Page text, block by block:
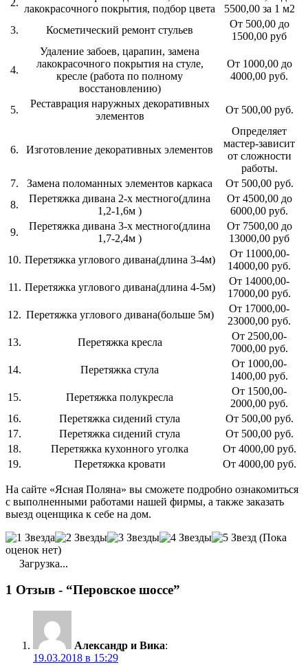
лакокрасочного покрытия, подбор цвета
5500,00 за 1 м2
3.
Косметический ремонт стульев
От 500,00 до
1500,00 руб
4.
Удаление забоев, царапин, замена
лакокрасочного покрытия на стуле,
кресле (работа по полному
восстановлению)
От 1000,00 до
4000,00 руб.
5.
Реставрация наружных декоративных
элементов
От 500,00 руб.
6. Изготовление декоративных элементов
Определяет
мастер-зависит
от сложности
работы.
7.
Замена поломанных элементов каркаса
От 500,00 руб.
8.
Перетяжка дивана 2-х местного(длина
1,2-1,6м )
От 4500,00 до
6000,00 руб.
9.
Перетяжка дивана 3-х местного(длина
1,7-2,4м )
От 7500,00 до
13000,00 руб
10. Перетяжка углового дивана(длина 3-4м)
От 11000,00-
14000,00 руб.
11. Перетяжка углового дивана(длина 4-5м)
От 14000,00-
17000,00 руб.
12. Перетяжка углового дивана(больше 5м)
От 17000,00-
23000,00 руб.
13.
Перетяжка кресла
От 2500,00-
7000,00 руб.
14.
Перетяжка стула
От 1000,00-
1400,00 руб.
15.
Перетяжка полукресла
От 1500,00-
2000,00 руб.
16.
Перетяжка сидений стула
От 500,00 руб.
17.
Перетяжка сидений стула
От 500,00 руб.
18.
Перетяжка кухонного уголка
От 4000,00 руб.
19.
Перетяжка кровати От 4000,00 руб.
На сайте «Ясная Поляна» вы сможете подробно ознакомиться
с выполненными работами нашей фирмы, а также заказать
выезд оценщика к себе на дом.
(Пока
оценок нет)
Загрузка...
1 Отзыв - “Перовское шоссе”
Александр и Вика:
19.03.2018 в 15:29